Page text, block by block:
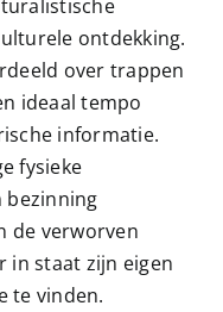
ontdekking.
over trappen
ideaal tempo
informatie.
fysieke
bezinning
de verworven
in staat zijn eigen
te vinden.